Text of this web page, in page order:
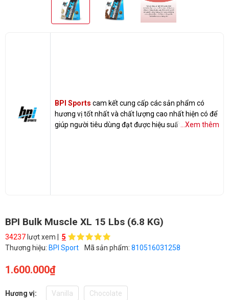
BPI Sports cam kết cung cấp các sản phẩm có
hương vị tốt nhất và chất lượng cao nhất hiện có để
giúp người tiêu dùng đạt được hiệu suất tập luyện
...Xem thêm
BPI Bulk Muscle XL 15 Lbs (6.8 KG)
34237 lượt xem |
5
Thương hiệu: BPI Sport Mã sản phẩm: 810516031258
1.600.000₫
Hương vị: Vanilla Chocolate